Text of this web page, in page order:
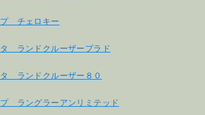
チェロキー
タ ランドクルーザープラド
タ ランドクルーザー８０
ラングラーアンリミテッド